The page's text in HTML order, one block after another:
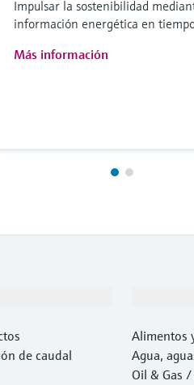
Impulsar la sostenibilidad
información energética en
Más información
de caudal
Alimentos
Agua,
esiduos
Oil & Gas /